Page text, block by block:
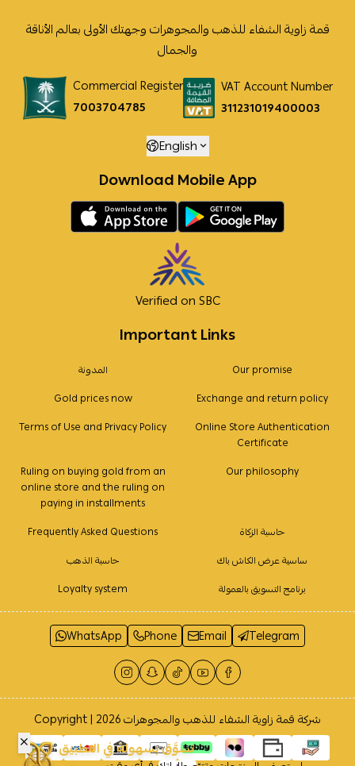
Important Links
المدونة
Our promise
Gold prices now
Exchange and return policy
Terms of Use and Privacy Policy
Online Store Authentication
Certificate
Ruling on buying gold from an
online store and the ruling on
paying in installments
Our philosophy
Frequently Asked Questions
حاسبة الزكاة
حاسبة الذهب
ساسية عرض الكاش باك
Loyalty system
برنامج التسويق بالعمولة
قمة زاوية الشفاء للذهب والمجوهرات وجهتك الأولى بعالم الأناقة
والجمال
Commercial Register
7003704785
VAT Account Number
311231019400003
English
Download Mobile App
Verified on SBC
WhatsApp Phone Email Telegram
Copyright | 2026شركة قمة زاوية الشفاء للذهب والمجوهرات
تسوَّق بسهولة في التطبيق